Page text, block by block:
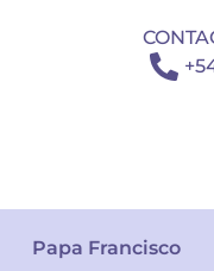
Papa Francisco